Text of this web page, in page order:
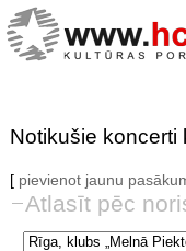
Notikušie koncerti
[ pievienot jaunu
Atlasīt pēc